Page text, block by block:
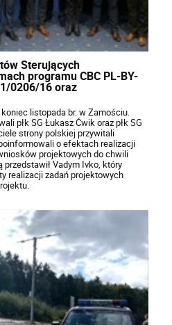
Sterujących
programu CBC PL-BY-
0206/16 oraz
listopada br. w Zamościu.
płk SG Łukasz Ćwik oraz płk SG
strony polskiej przywitali
o efektach realizacji
projektowych do chwili
Vadym Ivko, który
realizacji zadań projektowych